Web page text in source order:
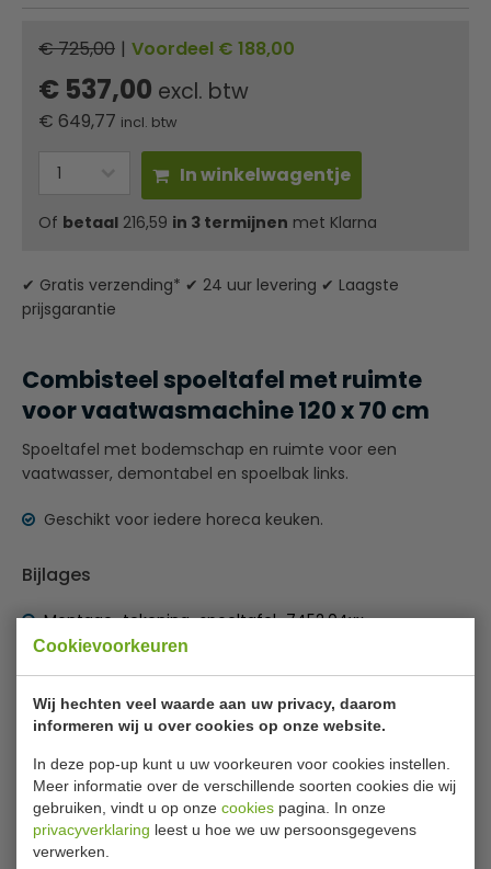
Cookievoorkeuren
Wij hechten veel waarde aan uw privacy, daarom
informeren wij u over cookies op onze website.
In deze pop-up kunt u uw voorkeuren voor cookies instellen.
Meer informatie over de verschillende soorten cookies die wij
gebruiken, vindt u op onze cookies pagina. In onze
privacyverklaring leest u hoe we uw persoonsgegevens
verwerken.
€ 725,00 | Voordeel € 188,00
€ 537,00 excl. btw
€ 649,77 incl. btw
In winkelwagentje
Of betaal 216,59 in 3 termijnen met Klarna
✔ Gratis verzending* ✔ 24 uur levering ✔ Laagste
prijsgarantie
Combisteel spoeltafel met ruimte
voor vaatwasmachine 120 x 70 cm
Spoeltafel met bodemschap en ruimte voor een
vaatwasser, demontabel en spoelbak links.
Geschikt voor iedere horeca keuken.
Bijlages
Montage_tekening_spoeltafel_7452.04xx
Model
CS 7452.0465
H x B x D
85 x 120 x 70 cm
H x B x D spoelbak
25 x 50 x 40 cm
Materiaal
RVS